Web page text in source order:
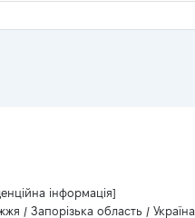
інформація]
/ Запорізька область / Україна